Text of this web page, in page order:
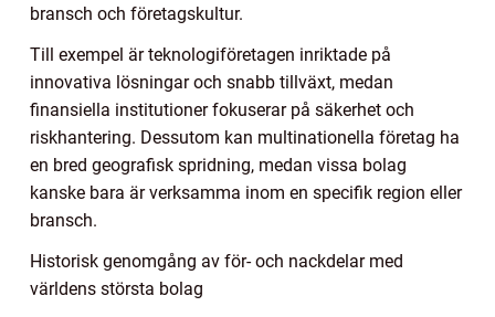
bransch och företagskultur.
Till exempel är teknologiföretagen inriktade på
innovativa lösningar och snabb tillväxt, medan
finansiella institutioner fokuserar på säkerhet och
riskhantering. Dessutom kan multinationella företag ha
en bred geografisk spridning, medan vissa bolag
kanske bara är verksamma inom en specifik region eller
bransch.
Historisk genomgång av för- och nackdelar med
världens största bolag